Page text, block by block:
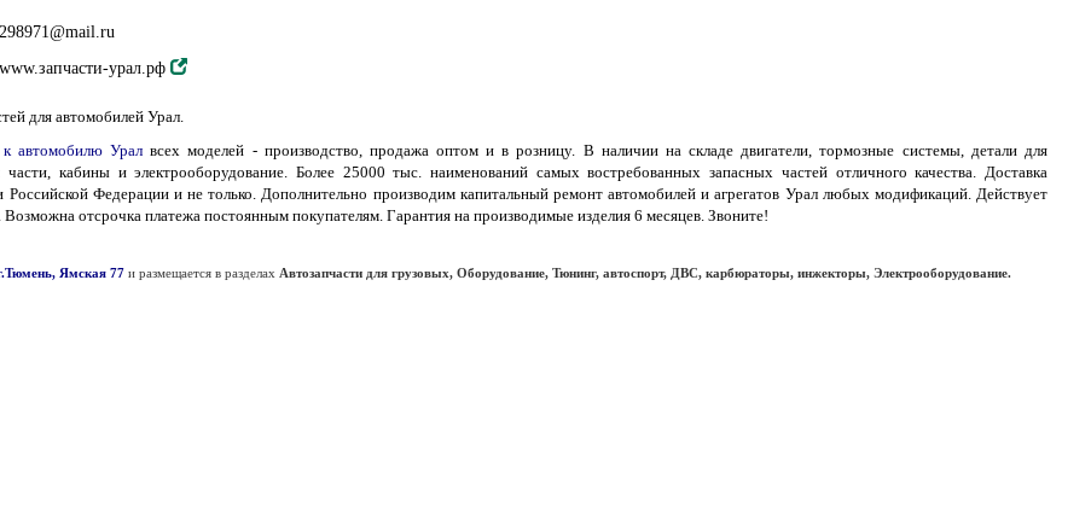
298971@mail.ru
www.запчасти-урал.рф
для автомобилей Урал.
к автомобилю Урал всех моделей - производство, продажа оптом и в розницу. В наличии на складе двигатели, тормозные системы, детали для
части, кабины и электрооборудование. Более 25000 тыс. наименований самых востребованных запасных частей отличного качества. Доставка
Российской Федерации и не только. Дополнительно производим капитальный ремонт автомобилей и агрегатов Урал любых модификаций. Действует
Возможна отсрочка платежа постоянным покупателям. Гарантия на производимые изделия 6 месяцев. Звоните!
Ямская 77 и размещается в разделах Автозапчасти для грузовых, Оборудование, Тюнинг, автоспорт, ДВС, карбюраторы, инжекторы, Электрооборудование.